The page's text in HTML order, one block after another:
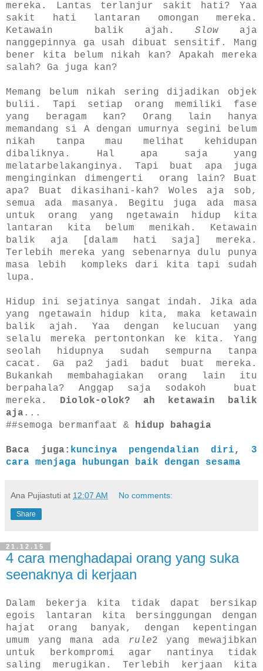
mereka. Lantas terlanjur sakit hati? Yaa
sakit hati lantaran omongan mereka.
Ketawain balik ajah.Slow aja
nanggepinnya ga usah dibuat sensitif. Mang
bener kita belum nikah kan? Apakah mereka
salah? Ga juga kan?
Memang belum nikah sering dijadikan objek
bulii. Tapi setiap orang memiliki fase
yang beragam kan? Orang lain hanya
memandang si A dengan umurnya segini belum
nikah tanpa mau melihat kehidupan
dibaliknya. Hal apa saja yang
melatarbelakanginya. Tapi buat apa juga
menginginkan dimengerti orang lain? Buat
apa? Buat dikasihani-kah? Woles aja sob,
semua ada masanya. Begitu juga ada masa
untuk orang yang ngetawain hidup kita
lantaran kita belum menikah. Ketawain
balik aja [dalam hati saja] mereka.
Terlebih mereka yang sebenarnya dulu punya
masa lebih kompleks dari kita tapi sudah
lupa.
Hidup ini sejatinya sangat indah. Jika ada
yang ngetawain hidup kita, maka ketawain
balik ajah. Yaa dengan kelucuan yang
selalu mereka pertontonkan ke kita. Yang
seolah hidupnya sudah sempurna tanpa
cacat. Ga pa2 jadi badut buat mereka.
Bukankah membahagiakan orang lain itu
berpahala? Anggap saja sodakoh buat
mereka. Diolok-olok? ah ketawain balik
aja ...
##semoga bermanfaat & hidup bahagia
Baca juga: kuncinya pengendalian diri, 3
cara menjaga hubungan baik dengan sesama
Ana Pujiastuti at 12:07 AM No comments:
Share
21.12.15
4 cara menghadapai orang yang suka
seenaknya di kerjaan
Dalam bekerja kita tidak dapat bersikap
egois lantaran kita bersinggungan dengan
hajat orang banyak, dengan kepentingan
umum yang mana ada rule2 yang mewajibkan
untuk berkompromi agar nantinya tidak
saling merugikan. Terlebih kerjaan kita